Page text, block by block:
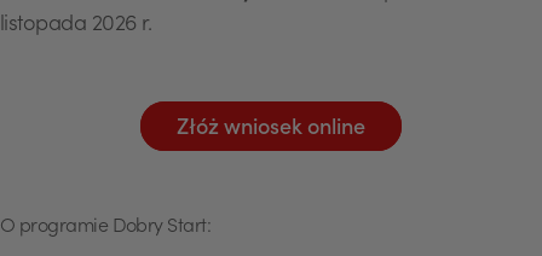
listopada 2026 r.
Złóż wniosek online
O programie Dobry Start: